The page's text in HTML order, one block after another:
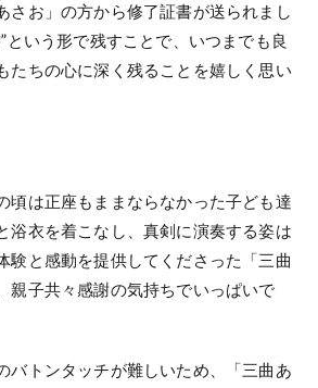
さお」の方から修了証書が送られまし
という形で残すことで、いつまでも良
たちの心に深く残ることを嬉しく思い
頃は正座もままならなかった子ども達
浴衣を着こなし、真剣に演奏する姿は
験と感動を提供してくださった「三曲
親子共々感謝の気持ちでいっぱいで
バトンタッチが難しいため、「三曲あ